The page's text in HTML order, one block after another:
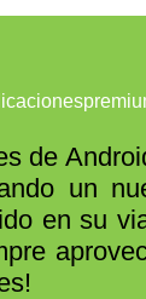
de
un
en su